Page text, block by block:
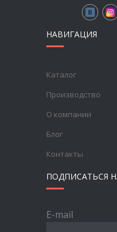
НАВИГАЦИЯ
Каталог
Производство
О компании
Блог
Контакты
ПОДПИСАТЬСЯ
E-mail